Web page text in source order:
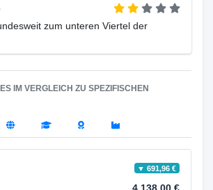
zum unteren Viertel der
IM VERGLEICH ZU SPEZIFISCHEN
▼ 691,96 €